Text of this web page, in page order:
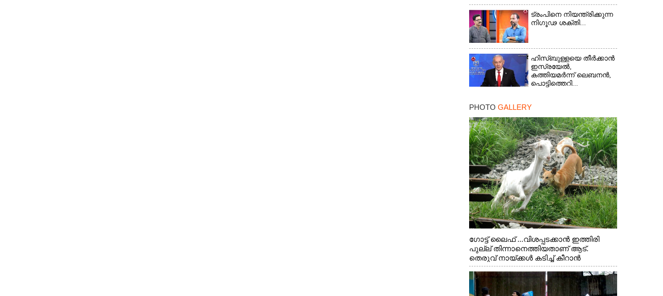
ട്രംപിനെ നിയന്ത്രിക്കുന്ന
നിഗൂഢ ശക്തി...
ഹിസ്ബുള്ളയെ തീർക്കാൻ
ഇസ്രയേൽ,
കത്തിയമർന്ന് ലെബനൻ,
പൊട്ടിത്തെറി...
PHOTO GALLERY
ഗോട്ട് ലൈഫ് ...വിശപ്പടക്കാൻ ഇത്തിരി
പുല്ല് തിന്നാനെത്തിയതാണ് ആട്.
തെരുവ് നായ്ക്കൾ കടിച്ച് കീറാൻ
വന്നതോടെ വയറിന്റെ ആന്തൽ മറന്ന്
ജീവന് വേണ്ടിയായി ഓട്ടം. എറണാകുളം
വാത്തുരുത്തിയിൽ നിന്നുള്ള കാഴ്ച